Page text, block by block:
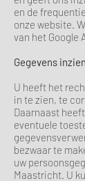
en de
onze website.
van het Google
Gegevens
U heeft het
in te zien, te
Daarnaast
eventuele
bezwaar te
uw
Maastricht. U